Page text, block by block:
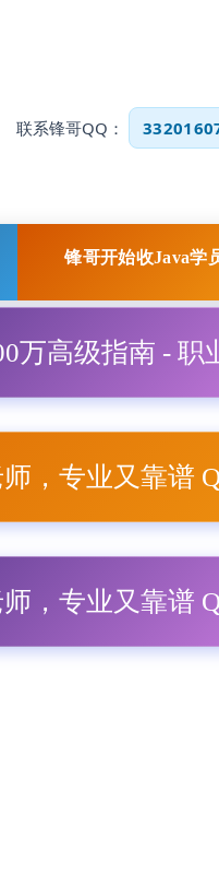
联系锋哥QQ：
锋哥开始收Java学
万高级指南 - 职
，专业又靠谱
，专业又靠谱